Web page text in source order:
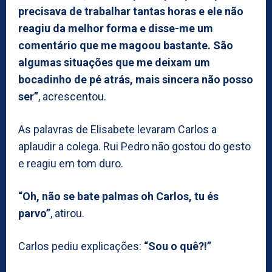
precisava de trabalhar tantas horas e ele não
reagiu da melhor forma e disse-me um
comentário que me magoou bastante. São
algumas situações que me deixam um
bocadinho de pé atrás, mais sincera não posso
ser”, acrescentou.
As palavras de Elisabete levaram Carlos a
aplaudir a colega. Rui Pedro não gostou do gesto
e reagiu em tom duro.
“Oh, não se bate palmas oh Carlos, tu és
parvo”, atirou.
Carlos pediu explicações: “Sou o quê?!”